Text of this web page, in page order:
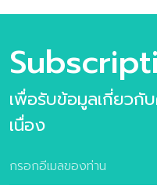
มาในปี 2023 นี้ เพราะพฤ
COVID ศึกษาเพิ่มเติมได้แ
สอบถามรายละเอียดเพิ่ม
เพื่อรับข้อมูลเกี่ยวกั
เนื่อง